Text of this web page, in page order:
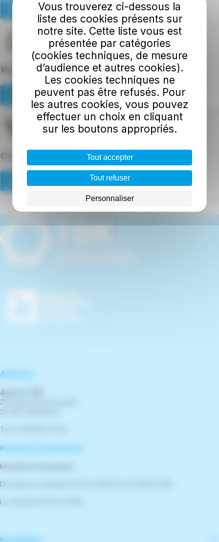
En savoir plus
Recrutement
En savoir plus
Contactez-nous
Adresse
Agence TBK
21 boulevard de la gare
29 300 Quimperlé
Tél : 02 98 96 76 00
Horaires d'ouverture
Horaires d'ouverture
Du lundi au vendredi de 9h à 12h30 et de 13h30 à 18h
Le samedi de 10h à 12h30
Navigation
Vous trouverez ci-dessous la
liste des cookies présents sur
notre site. Cette liste vous est
présentée par catégories
(cookies techniques, de mesure
d’audience et autres cookies).
Les cookies techniques ne
peuvent pas être refusés. Pour
les autres cookies, vous pouvez
effectuer un choix en cliquant
sur les boutons appropriés.
Tout accepter
Tout refuser
Personnaliser